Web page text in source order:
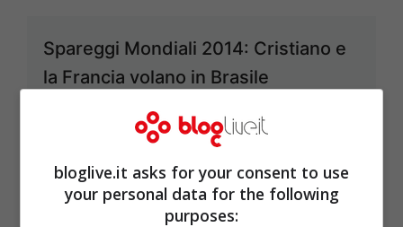
Spareggi Mondiali 2014: Cristiano e
la Francia volano in Brasile
Violentate per raggiungere l’Europa.
bloglive.it asks for your consent to use
your personal data for the following
purposes: